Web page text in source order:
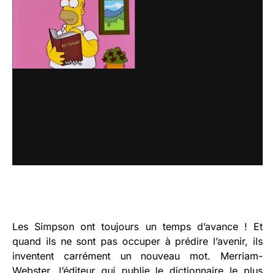
Les Simpson ont toujours un temps d’avance ! Et
quand ils ne sont pas occuper à prédire l’avenir, ils
inventent carrément un nouveau mot. Merriam-
Webster, l’éditeur qui publie le dictionnaire le plus